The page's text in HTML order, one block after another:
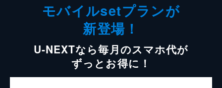
モバイルsetプランが
新登場！
U-NEXTなら毎月のスマホ代が
ずっとお得に！